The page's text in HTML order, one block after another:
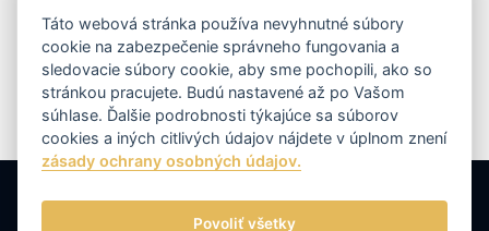
e-mail /apartmany@villaerdody.sk/
Kontakt Autori projektu
Developer projektu
Spracovanie osobných údajov
Táto webová stránka používa nevyhnutné súbory
cookie na zabezpečenie správneho fungovania a
sledovacie súbory cookie, aby sme pochopili, ako so
stránkou pracujete. Budú nastavené až po Vašom
súhlase. Ďalšie podrobnosti týkajúce sa súborov
cookies a iných citlivých údajov nájdete v úplnom znení
zásady ochrany osobných údajov.
Povoliť všetky